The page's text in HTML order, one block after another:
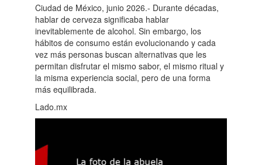
Ciudad de México, junio 2026.- Durante décadas,
hablar de cerveza significaba hablar
inevitablemente de alcohol. Sin embargo, los
hábitos de consumo están evolucionando y cada
vez más personas buscan alternativas que les
permitan disfrutar el mismo sabor, el mismo ritual y
la misma experiencia social, pero de una forma
más equilibrada.
Lado.mx